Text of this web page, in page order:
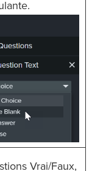
Vrai/Faux,